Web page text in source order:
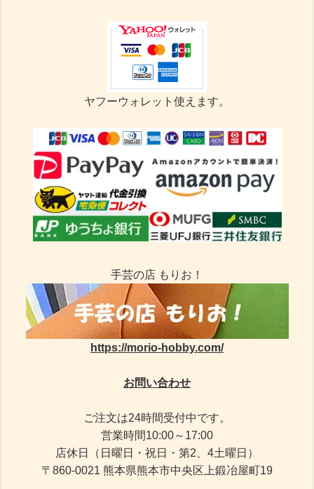
ヤフーウォレット使えます。
手芸の店 もりお！
https://morio-hobby.com/
お問い合わせ
ご注文は24時間受付中です。
営業時間10:00～17:00
店休日（日曜日・祝日・第2、4土曜日）
〒860-0021 熊本県熊本市中央区上鍛冶屋町19